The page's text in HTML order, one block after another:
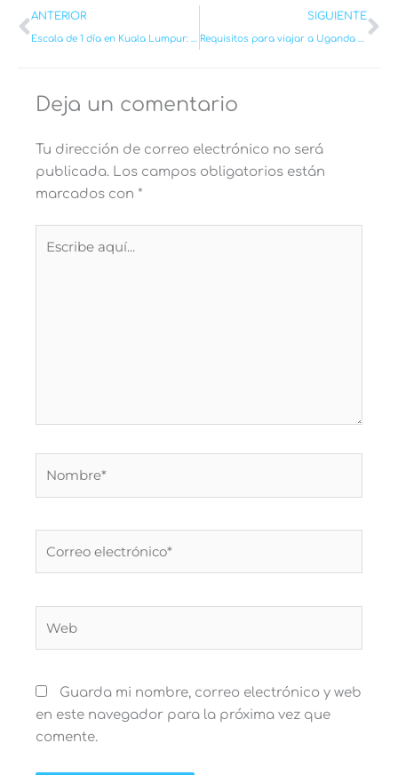
Ant
ANTERIOR
Escala de 1 día en Kuala Lumpur: Ruta Completa + Mapa
SIGUIENTE
Requisitos para viajar a Uganda en 2026: Visado, Vacunas y todo lo necesario
Deja un comentario
Tu dirección de correo electrónico no será
publicada. Los campos obligatorios están
marcados con *
Guarda mi nombre, correo electrónico y web
en este navegador para la próxima vez que
comente.